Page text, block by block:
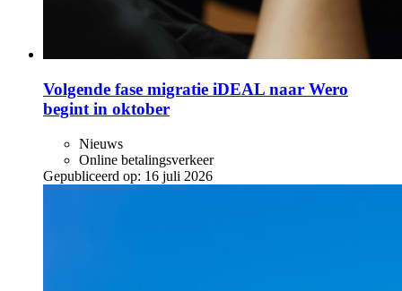
Volgende fase migratie iDEAL naar Wero
begint in oktober
Nieuws
Online betalingsverkeer
Gepubliceerd op: 16 juli 2026